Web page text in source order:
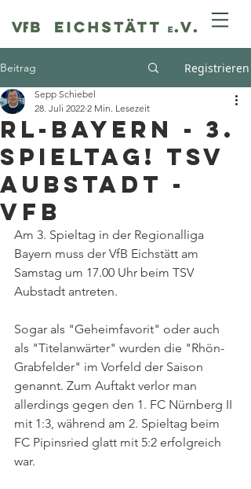
Beitrag Registrieren
RL-Bayern - 3.
Spieltag! TSV
Aubstadt -
VfB
Sepp Schiebel
28. Juli 2022 2 Min. Lesezeit
Am 3. Spieltag in der Regionalliga
Bayern muss der VfB Eichstätt am
Samstag um 17.00 Uhr beim TSV
Aubstadt antreten.
Sogar als "Geheimfavorit" oder auch
als "Titelanwärter" wurden die "Rhön-
Grabfelder" im Vorfeld der Saison
genannt. Zum Auftakt verlor man
allerdings gegen den 1. FC Nürnberg II
mit 1:3, während am 2. Spieltag beim
FC Pipinsried glatt mit 5:2 erfolgreich
war.